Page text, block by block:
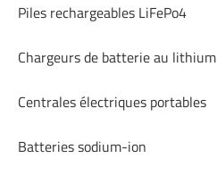
Piles rechargeables LiFePo4
Chargeurs de batterie au lithium
Centrales électriques portables
Batteries sodium-ion